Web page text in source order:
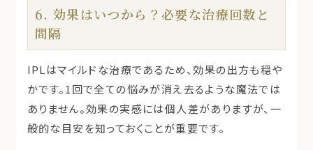
6. 効果はいつから？必要な治療回数と
間隔
IPLはマイルドな治療であるため、効果の出方も穏や
かです。1回で全ての悩みが消え去るような魔法では
ありません。効果の実感には個人差がありますが、一
般的な目安を知っておくことが重要です。